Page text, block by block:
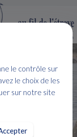
le contrôle sur
le choix de les
sur notre site